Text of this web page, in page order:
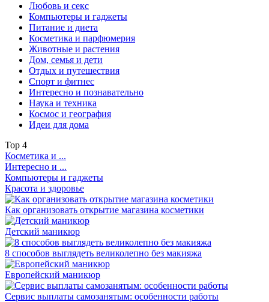
Любовь и секс
Компьютеры и гаджеты
Питание и диета
Косметика и парфюмерия
Животные и растения
Дом, семья и дети
Отдых и путешествия
Спорт и фитнес
Интересно и познавательно
Наука и техника
Космос и география
Идеи для дома
Top 4
Косметика и ...
Интересно и ...
Компьютеры и гаджеты
Красота и здоровье
Как организовать открытие магазина косметики
Детский маникюр
8 способов выглядеть великолепно без макияжа
Европейский маникюр
Сервис выплаты самозанятым: особенности работы